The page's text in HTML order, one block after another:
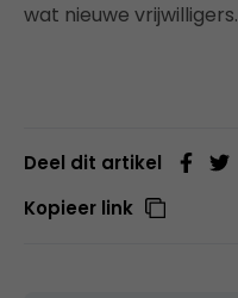
wat nieuwe vrijwilligers.
Deel dit artikel
Kopieer link